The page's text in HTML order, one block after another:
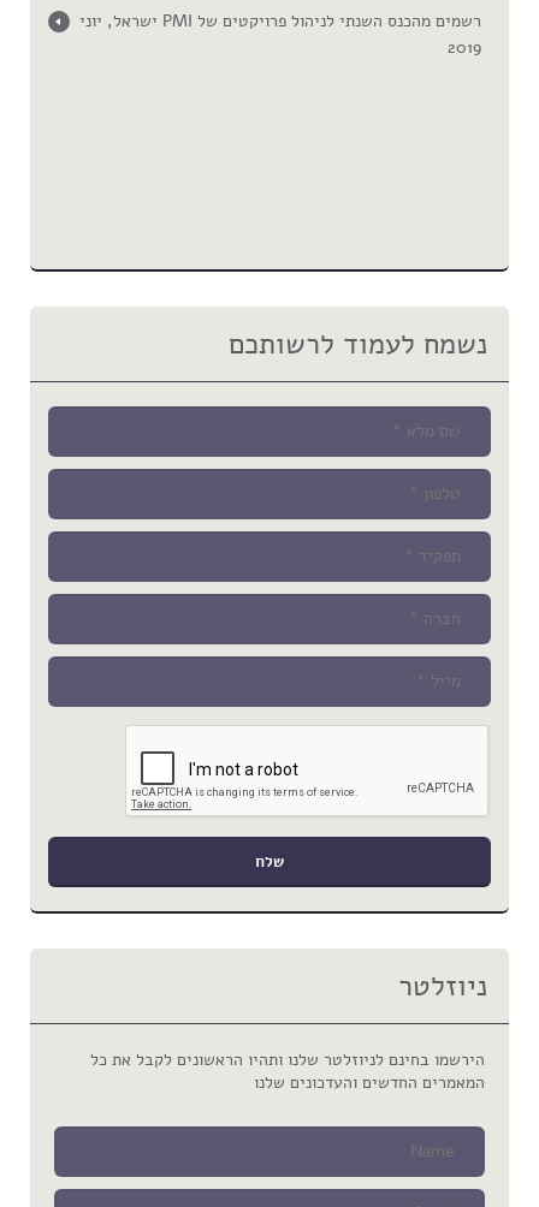
רשמים מהכנס השנתי לניהול פרויקטים של PMI ישראל, יוני
2019
נשמח לעמוד לרשותכם
ניוזלטר
הירשמו בחינם לניוזלטר שלנו ותהיו הראשונים לקבל את כל
המאמרים החדשים והעדכונים שלנו